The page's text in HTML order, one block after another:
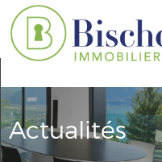
Nos offres
L'agence
Actualités